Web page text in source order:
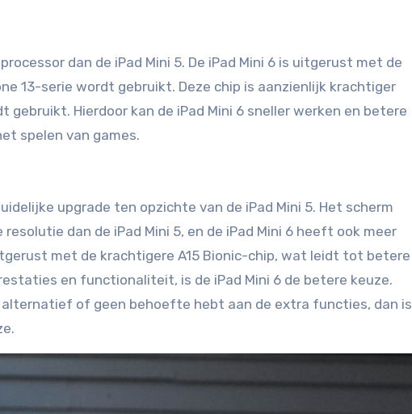
dan de iPad Mini 5. De iPad Mini 6 is uitgerust met de
13-serie wordt gebruikt. Deze chip is aanzienlijk krachtiger
gebruikt. Hierdoor kan de iPad Mini 6 sneller werken en betere
spelen van games.
upgrade ten opzichte van de iPad Mini 5. Het scherm
dan de iPad Mini 5, en de iPad Mini 6 heeft ook meer
met de krachtigere A15 Bionic-chip, wat leidt tot betere
en functionaliteit, is de iPad Mini 6 de betere keuze.
alternatief of geen behoefte hebt aan de extra functies, dan is